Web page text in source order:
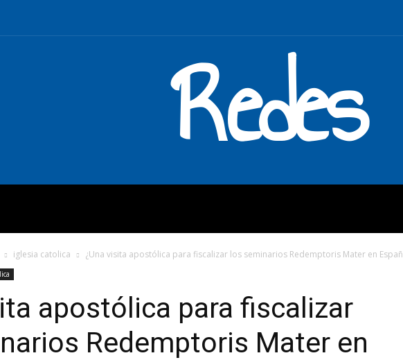
iglesia catolica ¿Una visita apostólica para fiscalizar los seminarios Redemptoris Mater en
apostólica para fiscalizar
Redemptoris Mater en